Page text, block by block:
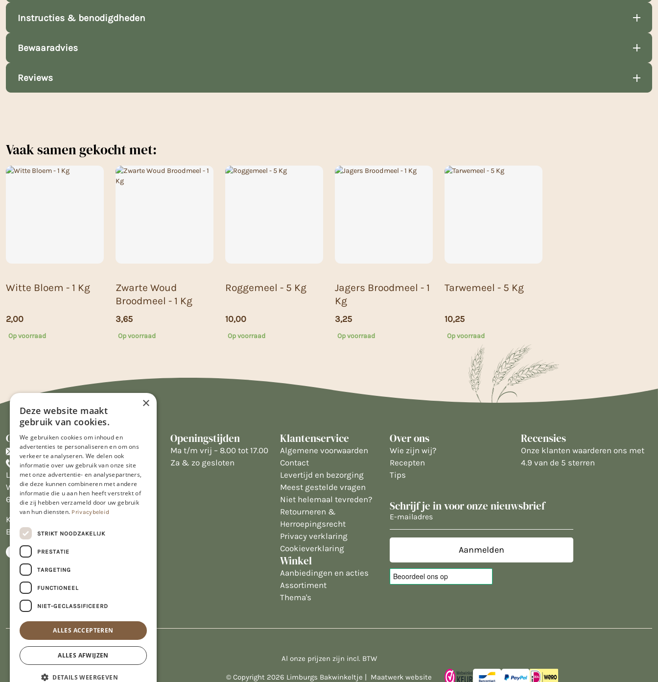
Instructies & benodigdheden
Bewaaradvies
Reviews
Vaak samen gekocht met:
Witte Bloem - 1 Kg
2,00
Op voorraad
Zwarte Woud
Broodmeel - 1 Kg
3,65
Op voorraad
Roggemeel - 5 Kg
10,00
Op voorraad
Jagers Broodmeel - 1
Kg
3,25
Op voorraad
Tarwemeel - 5 Kg
10,25
Op voorraad
Contact
info@limburgsbakwinkeltje.nl
+31455226693
Limburgs Bakwinkeltje
Wijngaardsweg 16
6412 PJ Heerlen
KVK 14069470
BTW NL809913914.B01
Openingstijden
Ma t/m vrij – 8.00 tot 17.00
Za & zo gesloten
Klantenservice
Algemene voorwaarden
Contact
Levertijd en bezorging
Meest gestelde vragen
Niet helemaal tevreden?
Retourneren &
Herroepingsrecht
Privacy verklaring
Cookieverklaring
Winkel
Aanbiedingen en acties
Assortiment
Thema's
Over ons
Wie zijn wij?
Recepten
Tips
Recensies
Onze klanten waarderen ons met
4.9 van de 5 sterren
Schrijf je in voor onze nieuwsbrief
E-
mailadres
Al onze prijzen zijn incl. BTW
© Copyright 2026 Limburgs Bakwinkeltje | Maatwerk website
×
Deze website maakt
gebruik van cookies.
We gebruiken cookies om inhoud en
advertenties te personaliseren en om ons
verkeer te analyseren. We delen ook
informatie over uw gebruik van onze site
met onze advertentie- en analysepartners,
die deze kunnen combineren met andere
informatie die u aan hen heeft verstrekt of
die zij hebben verzameld door uw gebruik
van hun diensten. Privacybeleid
STRIKT NOODZAKELIJK
PRESTATIE
TARGETING
FUNCTIONEEL
NIET-GECLASSIFICEERD
ALLES ACCEPTEREN
ALLES AFWIJZEN
DETAILS WEERGEVEN